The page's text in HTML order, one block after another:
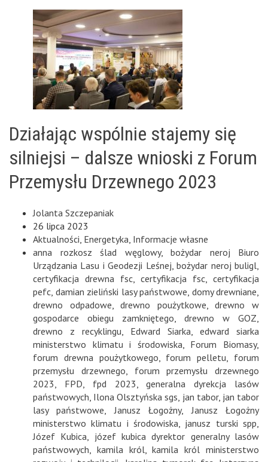
Działając wspólnie stajemy się
silniejsi – dalsze wnioski z Forum
Przemysłu Drzewnego 2023
Jolanta Szczepaniak
26 lipca 2023
Aktualności, Energetyka, Informacje własne
anna rozkosz ślad węglowy, bożydar neroj Biuro
Urządzania Lasu i Geodezji Leśnej,bożydar neroj buligl,
certyfikacja drewna fsc, certyfikacja fsc, certyfikacja
pefc, damian zieliński lasy państwowe, domy drewniane,
drewno odpadowe,drewno poużytkowe,drewno w
gospodarce obiegu zamkniętego, drewno w GOZ,
drewno z recyklingu, Edward Siarka, edward siarka
ministerstwo klimatu i środowiska, Forum Biomasy,
forum drewna poużytkowego, forum pelletu, forum
przemysłu drzewnego, forum przemysłu drzewnego
2023, FPD, fpd 2023,generalna dyrekcja lasów
państwowych, Ilona Olsztyńska sgs, jan tabor, jan tabor
lasy państwowe,Janusz Łogożny,Janusz Łogożny
ministerstwo klimatu i środowiska, janusz turski spp,
Józef Kubica, józef kubica dyrektor generalny lasów
państwowych, kamila król,kamila król ministerstwo